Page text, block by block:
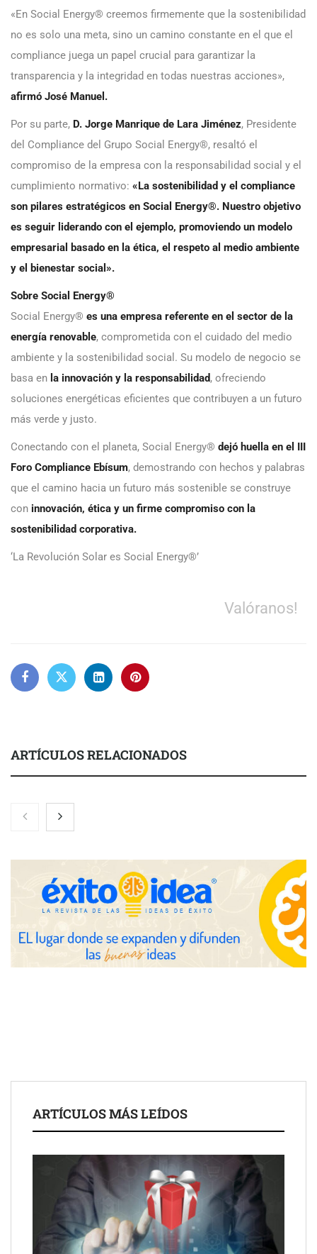
«En Social Energy® creemos firmemente que la sostenibilidad
no es solo una meta, sino un camino constante en el que el
compliance juega un papel crucial para garantizar la
transparencia y la integridad en todas nuestras acciones»,
afirmó José Manuel.
Por su parte, D. Jorge Manrique de Lara Jiménez, Presidente
del Compliance del Grupo Social Energy®, resaltó el
compromiso de la empresa con la responsabilidad social y el
cumplimiento normativo: «La sostenibilidad y el compliance
son pilares estratégicos en Social Energy®. Nuestro objetivo
es seguir liderando con el ejemplo, promoviendo un modelo
empresarial basado en la ética, el respeto al medio ambiente
y el bienestar social».
Sobre Social Energy®
Social Energy® es una empresa referente en el sector de la
energía renovable, comprometida con el cuidado del medio
ambiente y la sostenibilidad social. Su modelo de negocio se
basa en la innovación y la responsabilidad, ofreciendo
soluciones energéticas eficientes que contribuyen a un futuro
más verde y justo.
Conectando con el planeta, Social Energy® dejó huella en el III
Foro Compliance Ebísum, demostrando con hechos y palabras
que el camino hacia un futuro más sostenible se construye
con innovación, ética y un firme compromiso con la
sostenibilidad corporativa.
‘La Revolución Solar es Social Energy®’
Valóranos!
ARTÍCULOS RELACIONADOS
Brisas del Estrecho abastece a la hostelería de Sevilla
conectando lonjas con establecimientos
ARTÍCULOS MÁS LEÍDOS